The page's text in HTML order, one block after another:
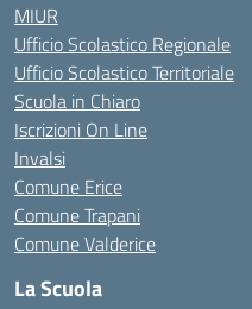
MIUR
Ufficio Scolastico Regionale
Ufficio Scolastico Territoriale
Scuola in Chiaro
Iscrizioni On Line
Invalsi
Comune Erice
Comune Trapani
Comune Valderice
La Scuola